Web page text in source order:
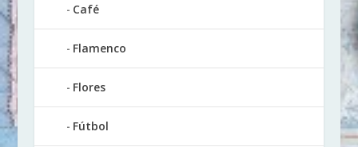
Café
Flamenco
Flores
Fútbol